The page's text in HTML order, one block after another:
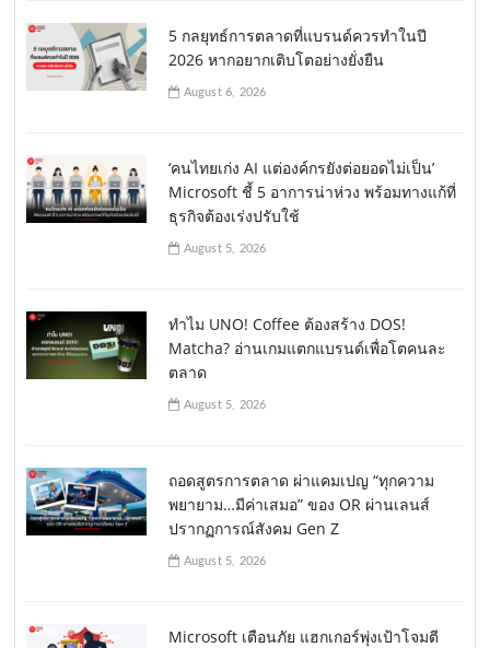
5 กลยุทธ์การตลาดที่แบรนด์ควรทำในปี
2026 หากอยากเติบโตอย่างยั่งยืน
August 6, 2026
‘คนไทยเก่ง AI แต่องค์กรยังต่อยอดไม่เป็น’
Microsoft ชี้ 5 อาการน่าห่วง พร้อมทางแก้ที่
ธุรกิจต้องเร่งปรับใช้
August 5, 2026
ทำไม UNO! Coffee ต้องสร้าง DOS!
Matcha? อ่านเกมแตกแบรนด์เพื่อโตคนละ
ตลาด
August 5, 2026
ถอดสูตรการตลาด ผ่าแคมเปญ “ทุกความ
พยายาม…มีค่าเสมอ” ของ OR ผ่านเลนส์
ปรากฏการณ์สังคม Gen Z
August 5, 2026
Microsoft เตือนภัย แฮกเกอร์พุ่งเป้าโจมตี